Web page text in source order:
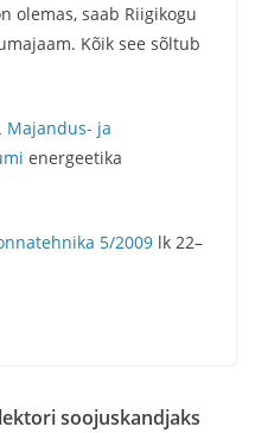
olemas, saab Riigikogu
Kõik see sõltub
Majandus- ja
energeetika
5/2009 lk 22–
soojuskandjaks